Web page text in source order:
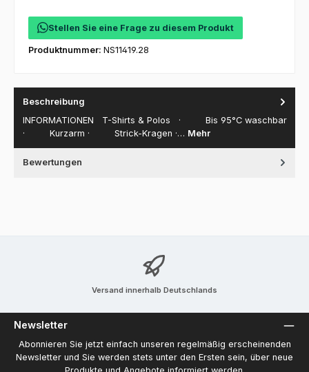
Stellen Sie eine Frage zu diesem Produkt
Produktnummer: NS11419.28
Beschreibung
INFORMATIONEN T-Shirts & Polos · Bis 95°C waschbar
· Kurzarm · Strick-Kragen ·… Mehr
Bewertungen
Versand innerhalb Deutschlands
Newsletter
Abonnieren Sie jetzt einfach unseren regelmäßig erscheinenden
Newsletter und Sie werden stets unter den Ersten sein, über neue
Produkte und Angebote informiert werden.